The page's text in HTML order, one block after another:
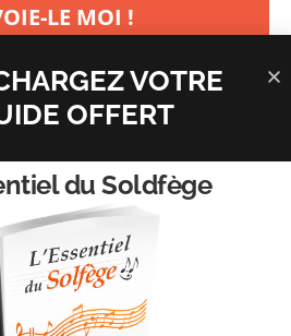
LE MOI !
VOTRE
OFFERT
du Soldfège